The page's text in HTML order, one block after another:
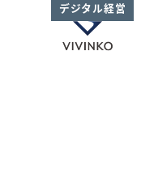
デジタル経営